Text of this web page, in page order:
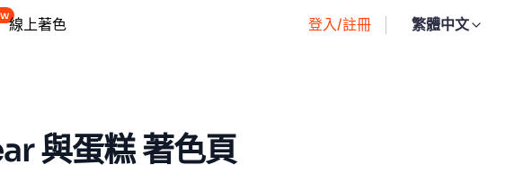
登入/註冊 繁體中文
線上著色
與蛋糕 著色頁